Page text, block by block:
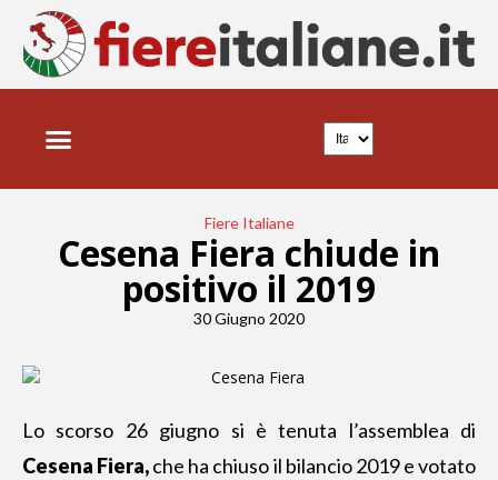
Fiere Italiane
Cesena Fiera chiude in
positivo il 2019
30 Giugno 2020
Lo scorso 26 giugno si è tenuta l’assemblea di
Cesena Fiera,che ha chiuso il bilancio 2019 e votato